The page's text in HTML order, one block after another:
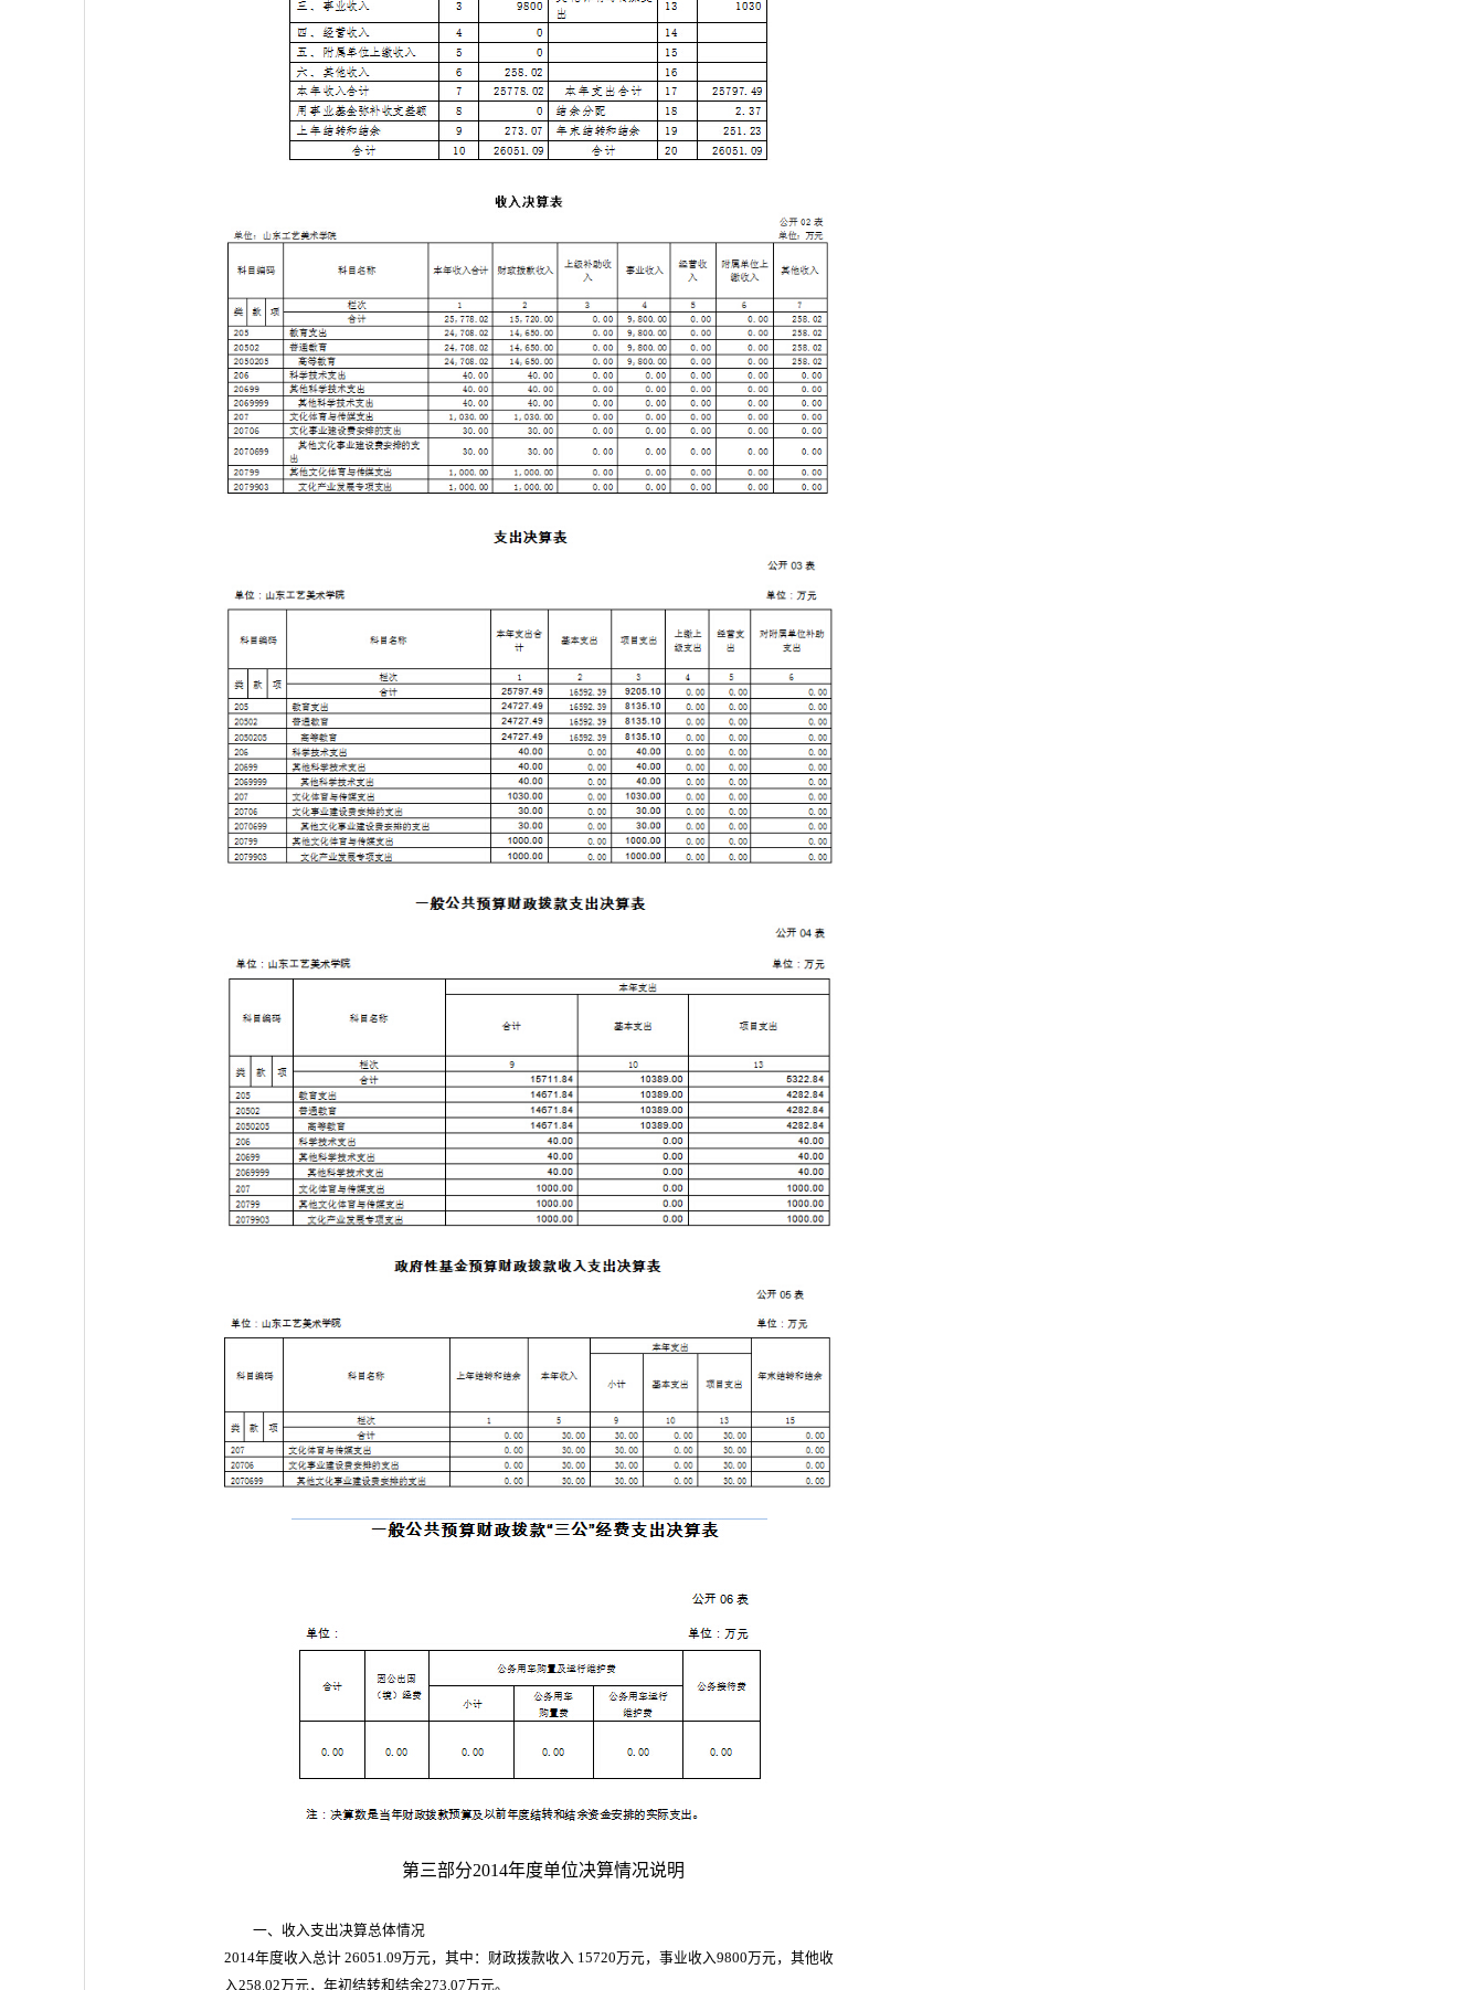
第三部分2014年度单位决算情况说明
一、收入支出决算总体情况
2014年度收入总计 26051.09万元，其中：财政拨款收入 15720万元，事业收入9800万元，其他收
入258.02万元，年初结转和结余273.07万元。